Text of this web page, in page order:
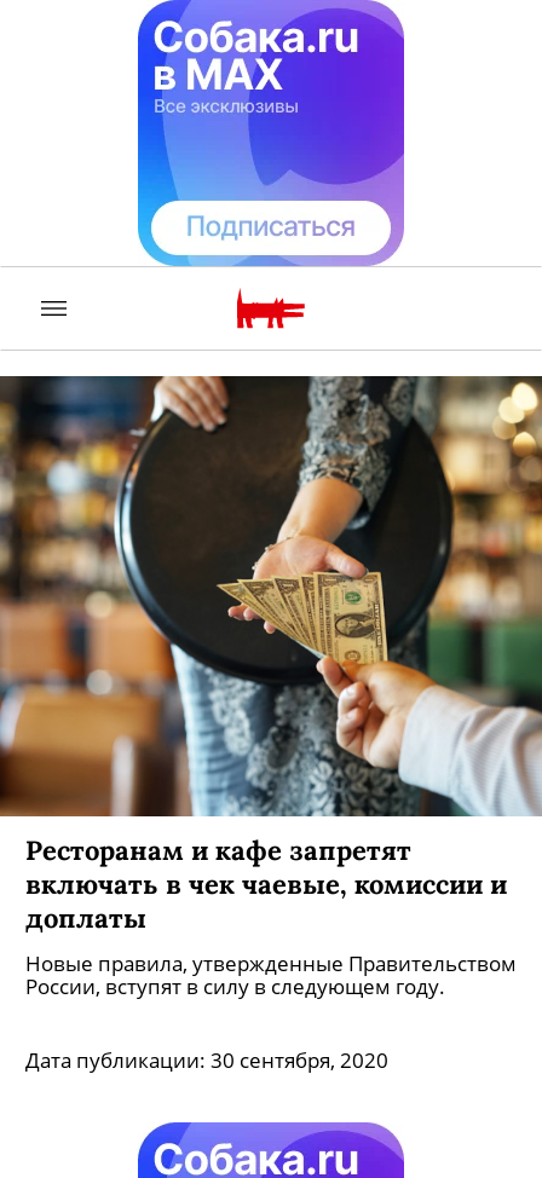
Ресторанам и кафе запретят
включать в чек чаевые, комиссии и
доплаты
Новые правила, утвержденные Правительством
России, вступят в силу в следующем году.
Дата публикации: 30 сентября, 2020